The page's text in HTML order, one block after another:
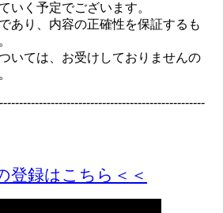
いく予定でございます。
あり、内容の正確性を保証するも
いては、お受けしておりませんの
登録はこちら＜＜